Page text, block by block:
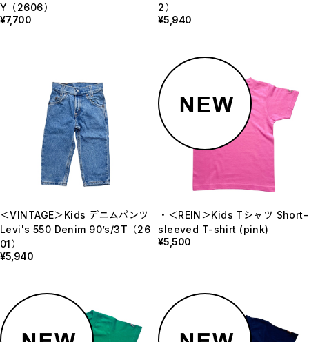
Y（2606）
¥7,700
2）
¥5,940
＜VINTAGE＞Kids デニムパンツ
Levi's 550 Denim 90’s/3T（26
01）
¥5,940
・＜REIN＞Kids Tシャツ Short-
sleeved T-shirt (pink)
¥5,500